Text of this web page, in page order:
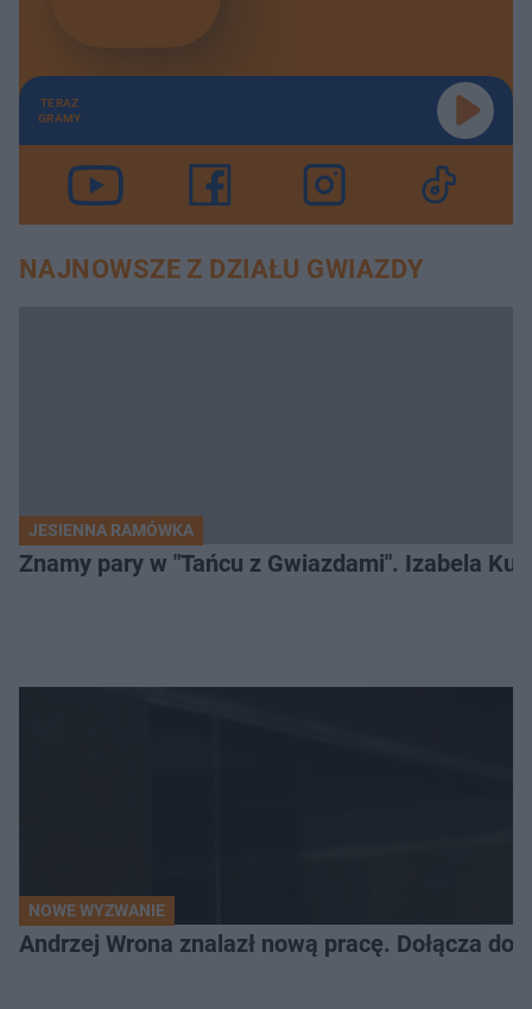
TERAZ
GRAMY
NAJNOWSZE Z DZIAŁU GWIAZDY
JESIENNA RAMÓWKA
Znamy pary w "Tańcu z Gwiazdami". Izabela
NOWE WYZWANIE
Andrzej Wrona znalazł nową pracę. Dołącza do